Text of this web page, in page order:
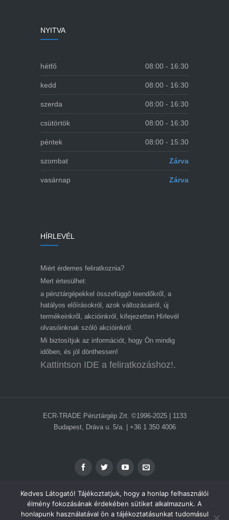
NYITVA
hétfő 08:00 - 16:30
kedd 08:00 - 16:30
szerda 08:00 - 16:30
csütörtök 08:00 - 16:30
péntek 08:00 - 15:30
szombat Zárva
vasárnap Zárva
HÍRLEVÉL
Miért érdemes feliratkoznia?
Mert értesülhet:
a pénztárgépekkel összefüggő teendőkről, a
hatályos előírásokról, azok változásairól, új
termékeinkről, akcióinkról, kifejezetten Hírlevél
olvasóinknak szóló akcióinkról.
Mi biztosítjuk az információt, hogy Ön mindig
időben, és jól dönthessen!
Kattintson IDE a feliratkozáshoz!.
ECR-TRADE Pénztárgép Zrt. ©1996-2025 | 1133
Budapest, Dráva u. 5/a. | +36 1 350 4006
ADATVÉDELEM
Kedves Látogató! Tájékoztatjuk, hogy a honlap felhasználói
élmény fokozásának érdekében sütiket alkalmazunk. A
honlapunk használatával ön a tájékoztatásunkat tudomásul